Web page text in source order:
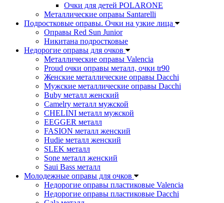
Очки для детей POLARONE
Металлические оправы Santarelli
Подростковые оправы. Очки на узкие лица
Оправы Red Sun Junior
Никитана подростковые
Недорогие оправы для очков
Металлические оправы Valencia
Proud очки оправы металл, очки tr90
Женские металлические оправы Dacchi
Мужские металлические оправы Dacchi
Buby металл женский
Camelry металл мужской
CHELINI металл мужской
EEGGER металл
FASION металл женский
Hudie металл женский
SLEK металл
Sone металл женский
Saui Bass металл
Молодежные оправы для очков
Недорогие оправы пластиковые Valencia
Недорогие оправы пластиковые Dacchi